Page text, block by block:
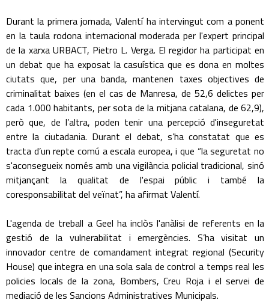
Durant la primera jornada, Valentí ha intervingut com a ponent
en la taula rodona internacional moderada per l'expert principal
de la xarxa URBACT, Pietro L. Verga. El regidor ha participat en
un debat que ha exposat la casuística que es dona en moltes
ciutats que, per una banda, mantenen taxes objectives de
criminalitat baixes (en el cas de Manresa, de 52,6 delictes per
cada 1.000 habitants, per sota de la mitjana catalana, de 62,9),
però que, de l’altra, poden tenir una percepció d'inseguretat
entre la ciutadania. Durant el debat, s’ha constatat que es
tracta d’un repte comú a escala europea, i que “la seguretat no
s'aconsegueix només amb una vigilància policial tradicional, sinó
mitjançant la qualitat de l'espai públic i també la
coresponsabilitat del veïnat”, ha afirmat Valentí.
L'agenda de treball a Geel ha inclòs l'anàlisi de referents en la
gestió de la vulnerabilitat i emergències. S’ha visitat un
innovador centre de comandament integrat regional (Security
House) que integra en una sola sala de control a temps real les
policies locals de la zona, Bombers, Creu Roja i el servei de
mediació de les Sancions Administratives Municipals.